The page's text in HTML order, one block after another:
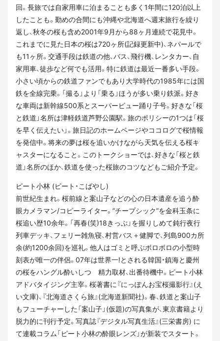
回。長旅では自家用車に泊まることも多く1年間に120泊以上
したことも。勤めの合間にも沖縄や北海道へ週末旅行を繰り
返し、秋冬の桜も含め2001年9月から88ヶ月連続で花見中。
これまでに見た日本の桜は720ヶ所(記録更新中)、ネパールで
も11ヶ所。交通手段は鉄道の他、バス、飛行機、レンタカー、自
家用車、徒歩など何でも活用。特に鉄道は最近一番多い手段。
小さい頃からの鉄道ファンでもあり大学時代の1985年には国
鉄を全線完乗。「撮る」より「乗る」ほうが多い乗り鉄派。好き
な車両は新幹線500系とスーパービュー踊り子号。好きな「桜
と鉄道」名所は津軽鉄道芦野公園駅。旅のポリシーの1つは「桜
を早く伝えたい」。旅日記のホームページやココログで桜情報
を発信中。将来の夢は桜を追いかけながら天気を伝える桜キ
ャスターになること。このトークショーでは、好きな「桜と鉄
道」名所のほか、鉄道を使った桜旅のコツなどもご紹介予定。
ピート小林 (ピート・こばやし)
前世紀生まれ。桜前線と案山子などの心の日本遺産を追う酔
眼カメラマン/コピーライター。”チープシック”を金科玉条に
桜追い歴10余年。「再春(笑)18きっぷ」を握りしめて鈍行夜行
列車デッキ、フェリー雑魚寝、村営バス＋健脚で、列島900カ所
余(約1200余回)を巡礼。他人はゴミと呼ぶボロボロの小型時
刻表が唯一の伴侶。07年は世界一!とされる韓国・鎮海と慶州
の桜をハングル酔いしつゝ精力取材、出番待機中。ピート小林
アドバタイジング主宰。桜著書に『にっぽんお宝桜撮影行』(え
い文庫)、『北海道さくら旅』(北海道新聞社)。春、鉄道と案山子
もフューチャーした「案山子」(仮題)の写真集が、東京書籍より
脱力的に刊行予定。写真誌『デジタル写真生活』(三栄書房) に
て連載コラム「ピート小林の酔眼レンズ」が新装でスタート。